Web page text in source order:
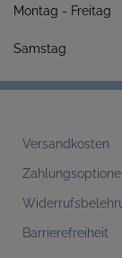
Montag -
Samstag
Versandkosten
Barrierefreiheit